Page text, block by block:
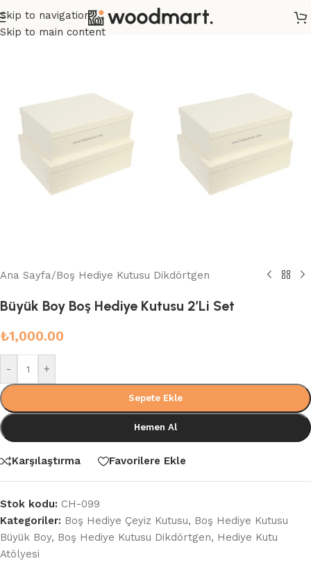
Skip to navigation
Skip to main content
Ana Sayfa/Boş Hediye Kutusu Dikdörtgen
Büyük Boy Boş Hediye Kutusu 2’Li Set
₺1,000.00
- +
Sepete Ekle
Hemen Al
Karşılaştırma Favorilere Ekle
Stok kodu: CH-099
Kategoriler: Boş Hediye Çeyiz Kutusu, Boş Hediye Kutusu
Büyük Boy, Boş Hediye Kutusu Dikdörtgen, Hediye Kutu
Atölyesi